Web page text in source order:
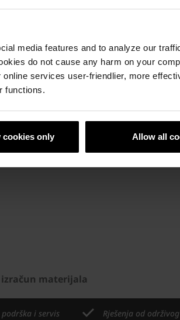
media features and to analyze our
do not cause any harm on your
services user-friendlier, more
functions.
cookies only Allow all
i pohranjivanje Vaših
Wienerberger d.o.o. Sarajevo za
. Zakonitost obrade vaših podataka
materijala
i servis Rješenja od